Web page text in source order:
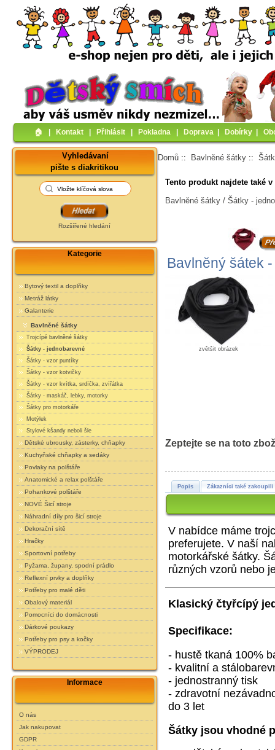
🏠︎ Kontakt Přihlásit Pokladna Doprava Dobírky
Vyhledávaní
pište s diakritikou
Rozšířené hledání
Kategorie
Bytový textil a doplňky
Metráž látky
Galanterie
Bavlněné šátky
Trojcípé bavlněné šátky
Šátky - jednobarevné
Šátky - vzor puntíky
Šátky - vzor kotvičky
Šátky - vzor kvítka, srdíčka, zvířátka
Šátky - maskáč, lebky, motorky
Šátky pro motorkáře
Motýlek
Stylové kšandy neboli šle
Dětské ubrousky, zásterky, chňapky
Kuchyňské chňapky a sedáky
Povlaky na polštáře
Anatomické a relax polštáře
Pohankové polštáře
NOVÉ Šicí stroje
Náhradní díly pro šicí stroje
Dekorační sítě
Hračky
Sportovní potřeby
Pyžama, župany, spodní prádlo
Reflexní prvky a doplňky
Potřeby pro malé děti
Obalový materiál
Pomocníci do domácnosti
Dárkové poukazy
Potřeby pro psy a kočky
VÝPRODEJ
Informace
O nás
Jak nakupovat
GDPR
Domů :: Bavlněné šátky ::
Tento produkt najdete také
Bavlněné šátky / Šátky -
Bavlněný šátek
zvětšit obrázek
Zeptejte se na toto
Popis Zákazníci také zakoupili
V nabídce máme
preferujete. V naší
motorkářské šátky.
různých vzorů nebo
Klasický čtyřcípý
Specifikace:
- hustě tkaná 100%
- kvalitní a
- jednostranný tisk
- zdravotní
do 3 let
Šátky jsou vhodné